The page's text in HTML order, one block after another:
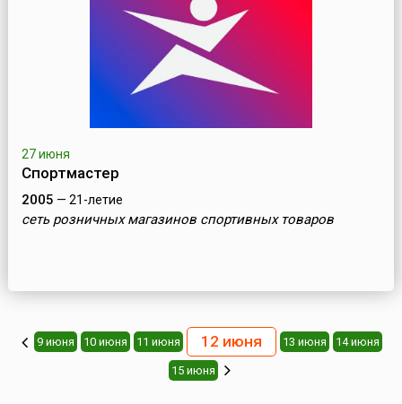
27 июня
Спортмастер
2005 — 21-летие
cеть розничных магазинов спортивных товаров
9 июня 10 июня 11 июня 12 июня 13 июня 14 июня
15 июня